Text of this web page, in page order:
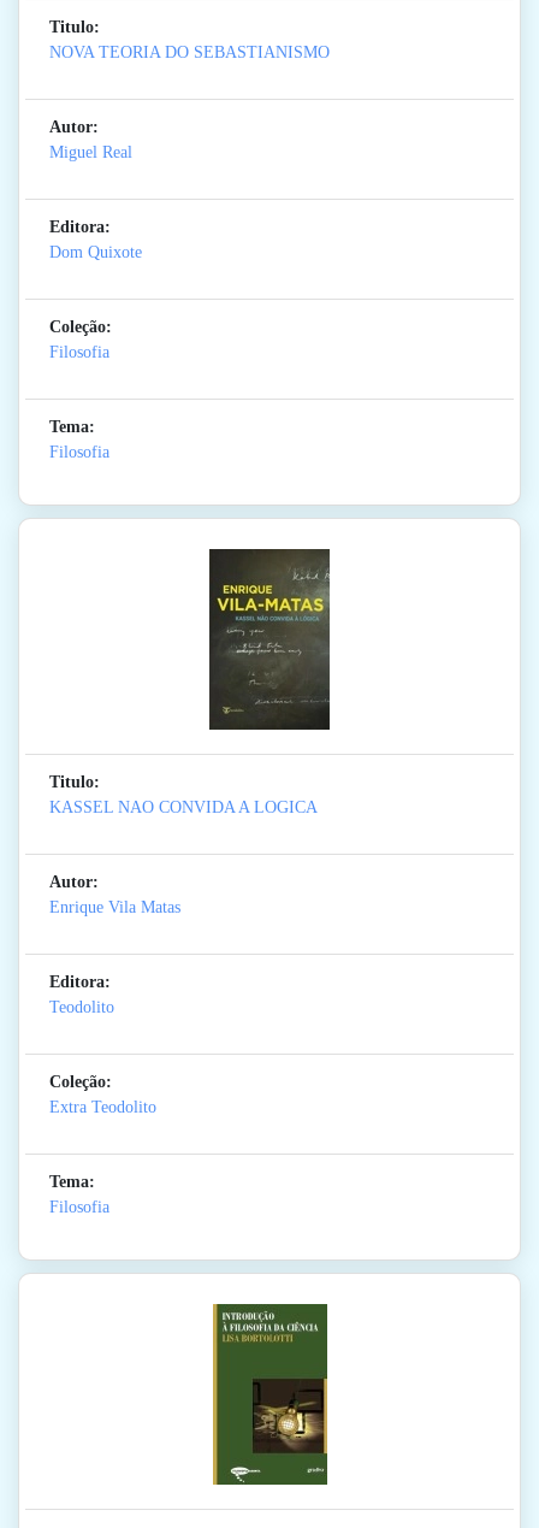
Titulo:
NOVA TEORIA DO SEBASTIANISMO
Autor:
Miguel Real
Editora:
Dom Quixote
Coleção:
Filosofia
Tema:
Filosofia
Titulo:
KASSEL NAO CONVIDA A LOGICA
Autor:
Enrique Vila Matas
Editora:
Teodolito
Coleção:
Extra Teodolito
Tema:
Filosofia